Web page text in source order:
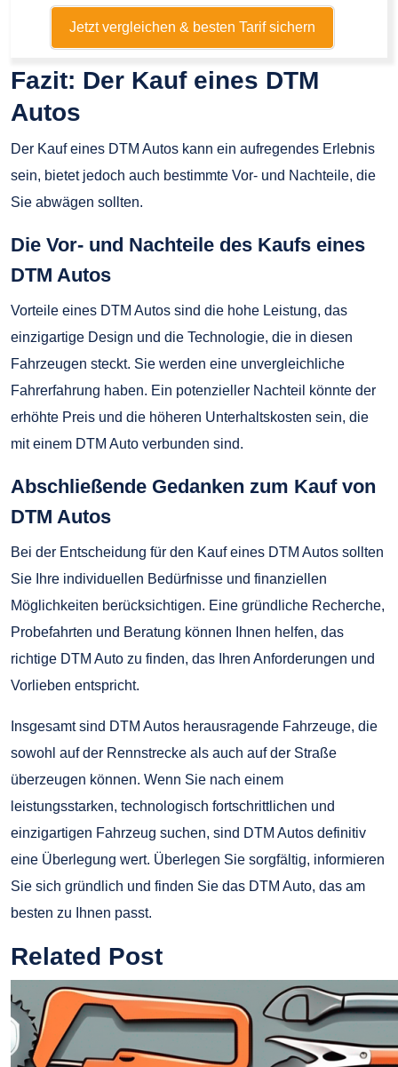
Jetzt vergleichen & besten Tarif sichern
Fazit: Der Kauf eines DTM
Autos
Der Kauf eines DTM Autos kann ein aufregendes Erlebnis
sein, bietet jedoch auch bestimmte Vor- und Nachteile, die
Sie abwägen sollten.
Die Vor- und Nachteile des Kaufs eines
DTM Autos
Vorteile eines DTM Autos sind die hohe Leistung, das
einzigartige Design und die Technologie, die in diesen
Fahrzeugen steckt. Sie werden eine unvergleichliche
Fahrerfahrung haben. Ein potenzieller Nachteil könnte der
erhöhte Preis und die höheren Unterhaltskosten sein, die
mit einem DTM Auto verbunden sind.
Abschließende Gedanken zum Kauf von
DTM Autos
Bei der Entscheidung für den Kauf eines DTM Autos sollten
Sie Ihre individuellen Bedürfnisse und finanziellen
Möglichkeiten berücksichtigen. Eine gründliche Recherche,
Probefahrten und Beratung können Ihnen helfen, das
richtige DTM Auto zu finden, das Ihren Anforderungen und
Vorlieben entspricht.
Insgesamt sind DTM Autos herausragende Fahrzeuge, die
sowohl auf der Rennstrecke als auch auf der Straße
überzeugen können. Wenn Sie nach einem
leistungsstarken, technologisch fortschrittlichen und
einzigartigen Fahrzeug suchen, sind DTM Autos definitiv
eine Überlegung wert. Überlegen Sie sorgfältig, informieren
Sie sich gründlich und finden Sie das DTM Auto, das am
besten zu Ihnen passt.
Related Post